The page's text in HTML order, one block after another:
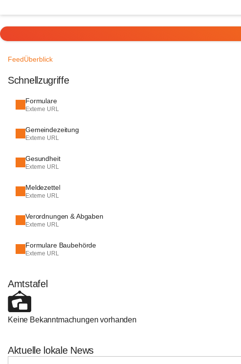
FeedÜberblick
Schnellzugriffe
Formulare
Externe URL
Gemeindezeitung
Externe URL
Gesundheit
Externe URL
Meldezettel
Externe URL
Verordnungen & Abgaben
Externe URL
Formulare Baubehörde
Externe URL
Amtstafel
Keine Bekanntmachungen vorhanden
Aktuelle lokale News